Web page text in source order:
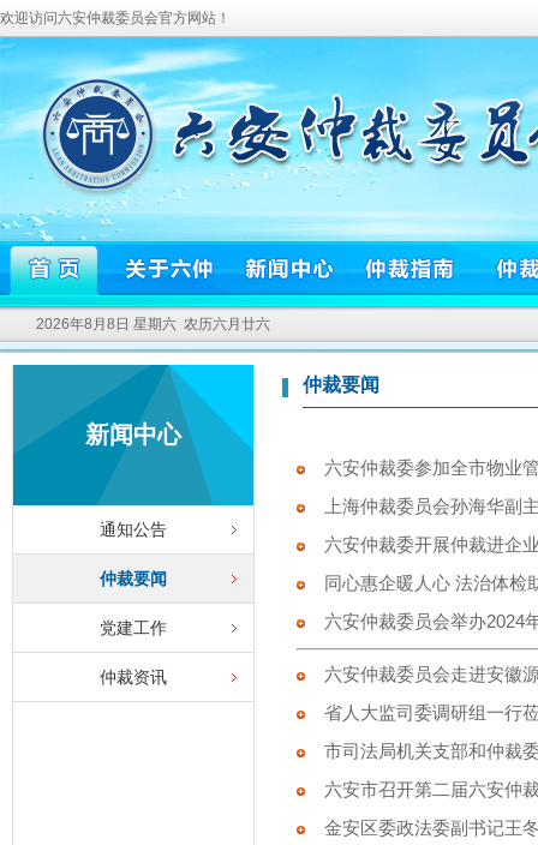
欢迎访问六安仲裁委员会官方网站！
2026年8月8日 星期六 农历六月廿六
新闻中心
通知公告
仲裁要闻
党建工作
仲裁资讯
仲裁要闻
六安仲裁委参加全市物业
上海仲裁委员会孙海华副
六安仲裁委开展仲裁进企
同心惠企暖人心 法治体检
六安仲裁委员会举办2024
六安仲裁委员会走进安徽
省人大监司委调研组一行
市司法局机关支部和仲裁
六安市召开第二届六安仲
金安区委政法委副书记王